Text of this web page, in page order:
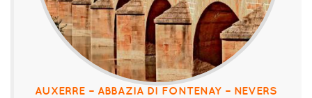
AUXERRE – ABBAZIA DI FONTENAY – NEVERS